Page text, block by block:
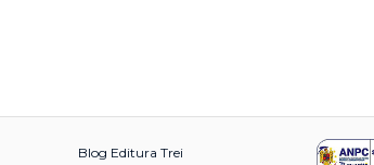
Blog Editura Trei